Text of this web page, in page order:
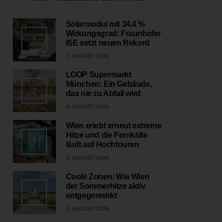
1
Solarmodul mit 34,4 %
Wirkungsgrad: Fraunhofer
ISE setzt neuen Rekord
7. AUGUST 2026
2
LOOP Supermarkt
München: Ein Gebäude,
das nie zu Abfall wird
6. AUGUST 2026
3
Wien erlebt erneut extreme
Hitze und die Fernkälte
läuft auf Hochtouren
5. AUGUST 2026
4
Coole Zonen: Wie Wien
der Sommerhitze aktiv
entgegenwirkt
3. AUGUST 2026